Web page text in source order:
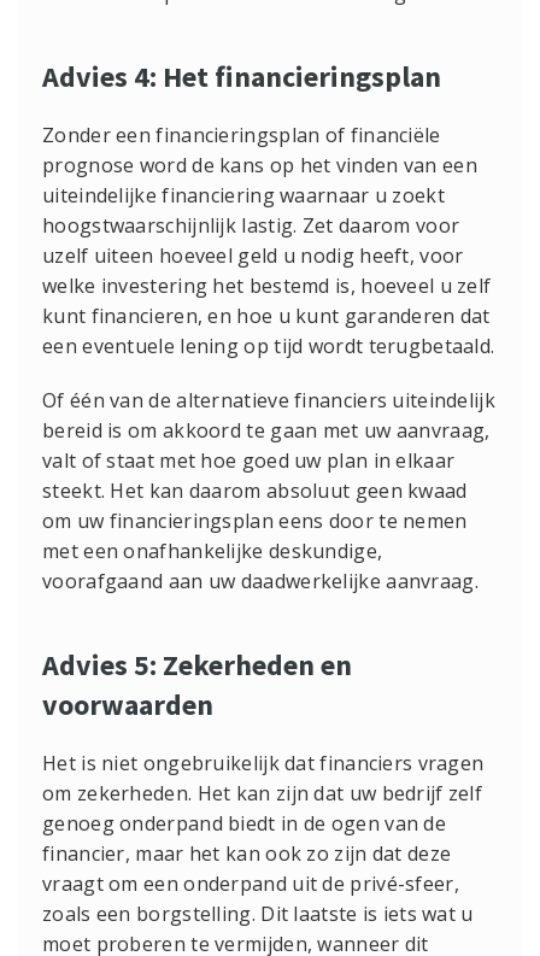
Advies 4: Het financieringsplan
Zonder een financieringsplan of financiële
prognose word de kans op het vinden van een
uiteindelijke financiering waarnaar u zoekt
hoogstwaarschijnlijk lastig. Zet daarom voor
uzelf uiteen hoeveel geld u nodig heeft, voor
welke investering het bestemd is, hoeveel u zelf
kunt financieren, en hoe u kunt garanderen dat
een eventuele lening op tijd wordt terugbetaald.
Of één van de alternatieve financiers uiteindelijk
bereid is om akkoord te gaan met uw aanvraag,
valt of staat met hoe goed uw plan in elkaar
steekt. Het kan daarom absoluut geen kwaad
om uw financieringsplan eens door te nemen
met een onafhankelijke deskundige,
voorafgaand aan uw daadwerkelijke aanvraag.
Advies 5: Zekerheden en
voorwaarden
Het is niet ongebruikelijk dat financiers vragen
om zekerheden. Het kan zijn dat uw bedrijf zelf
genoeg onderpand biedt in de ogen van de
financier, maar het kan ook zo zijn dat deze
vraagt om een onderpand uit de privé-sfeer,
zoals een borgstelling. Dit laatste is iets wat u
moet proberen te vermijden, wanneer dit